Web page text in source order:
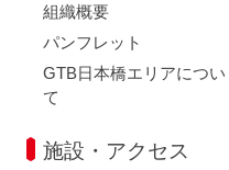
組織概要
パンフレット
GTB日本橋エリアについ
て
施設・アクセス